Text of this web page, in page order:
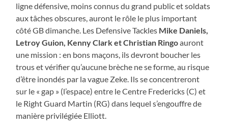
ligne défensive, moins connus du grand public et soldats
aux tâches obscures, auront le rôle le plus important
côté GB dimanche. Les Defensive Tackles Mike Daniels,
Letroy Guion, Kenny Clark et Christian Ringoauront
une mission : en bons maçons, ils devront boucher les
trous et vérifier qu’aucune brèche ne se forme, au risque
d’être inondés par la vague Zeke. Ils se concentreront
sur le « gap » (l’espace) entre le Centre Fredericks (C) et
le Right Guard Martin (RG) dans lequel s’engouffre de
manière privilégiée Elliott.